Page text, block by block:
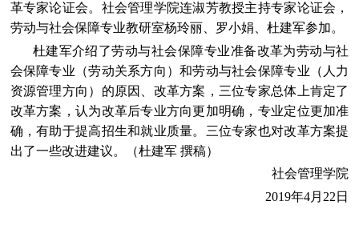
革专家论证会。社会管理学院连淑芳教授主持专家论证会，
劳动与社会保障专业教研室杨玲丽、罗小娟、杜建军参加。
杜建军介绍了劳动与社会保障专业准备改革为劳动与社
会保障专业（劳动关系方向）和劳动与社会保障专业（人力
资源管理方向）的原因、改革方案，三位专家总体上肯定了
改革方案，认为改革后专业方向更加明确，专业定位更加准
确，有助于提高招生和就业质量。三位专家也对改革方案提
出了一些改进建议。（杜建军 撰稿）
社会管理学院
2019年4月 22 日